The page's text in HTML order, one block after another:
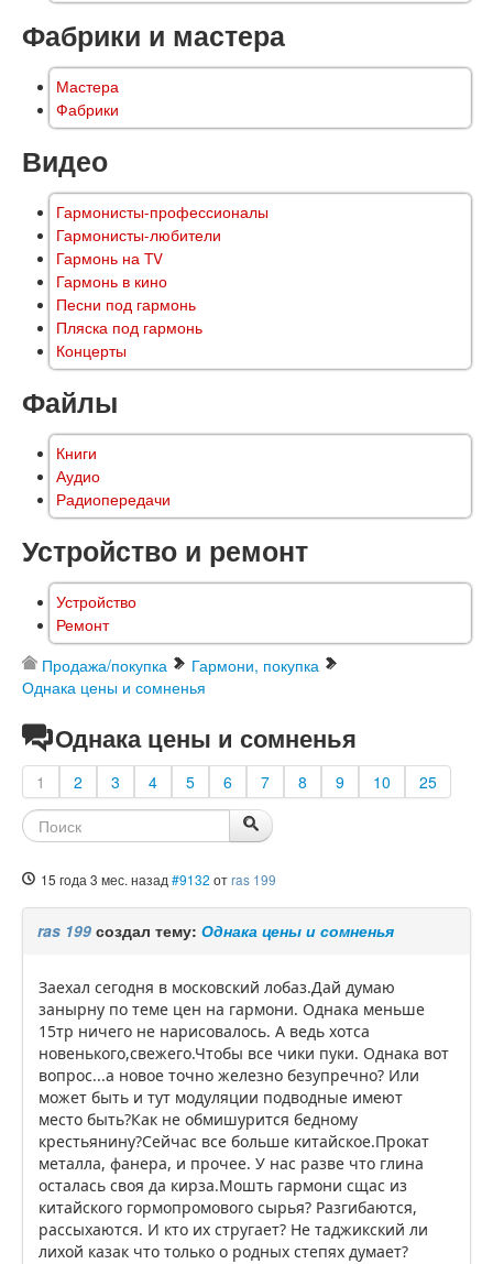
Фабрики и мастера
Мастера
Фабрики
Видео
Гармонисты-профессионалы
Гармонисты-любители
Гармонь на TV
Гармонь в кино
Песни под гармонь
Пляска под гармонь
Концерты
Файлы
Книги
Аудио
Радиопередачи
Устройство и ремонт
Устройство
Ремонт
Продажа/покупка
Гармони, покупка
Однака цены и сомненья
Однака цены и сомненья
1 2 3 4 5 6 7 8 9 10 25
15 года 3 мес. назад #9132 отras 199
ras 199 создал тему: Однака цены и сомненья
Заехал сегодня в московский лобаз.Дай думаю
занырну по теме цен на гармони. Однака меньше
15тр ничего не нарисовалось. А ведь хотса
новенького,свежего.Чтобы все чики пуки. Однака вот
вопрос...а новое точно железно безупречно? Или
может быть и тут модуляции подводные имеют
место быть?Как не обмишурится бедному
крестьянину?Сейчас все больше китайское.Прокат
металла, фанера, и прочее. У нас разве что глина
осталась своя да кирза.Мошть гармони сщас из
китайского гормопромового сырья? Разгибаются,
рассыхаются. И кто их стругает? Не таджикский ли
лихой казак что только о родных степях думает?